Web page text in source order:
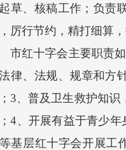
草、核稿工作；负责
厉行节约，精打细算
红十字会主要职责如
律、法规、规章和方
3、普及卫生救护知
4、开展有益于青少
基层红十字会开展工